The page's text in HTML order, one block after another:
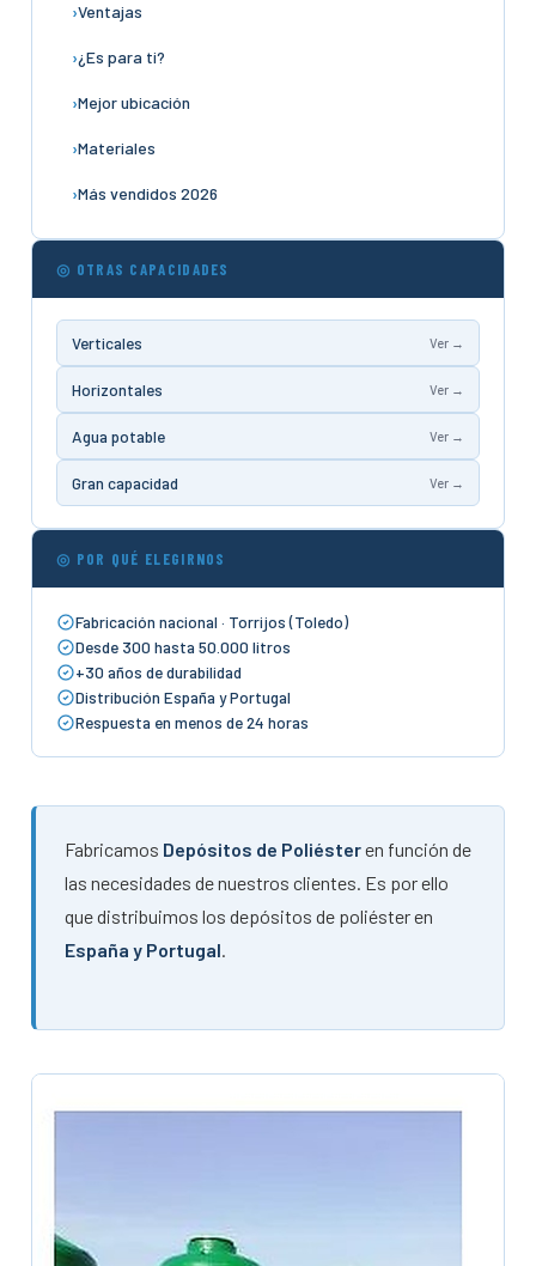
Fabricamos Depósitos de Poliésteren función de
las necesidades de nuestros clientes. Es por ello
que distribuimos los depósitos de poliéster en
España y Portugal.
Ventajas
¿Es para ti?
Mejor ubicación
Materiales
Más vendidos 2026
◎ OTRAS CAPACIDADES
Verticales Ver →
Horizontales Ver →
Agua potable Ver →
Gran capacidad Ver →
◎ POR QUÉ ELEGIRNOS
Fabricación nacional · Torrijos (Toledo)
Desde 300 hasta 50.000 litros
+30 años de durabilidad
Distribución España y Portugal
Respuesta en menos de 24 horas